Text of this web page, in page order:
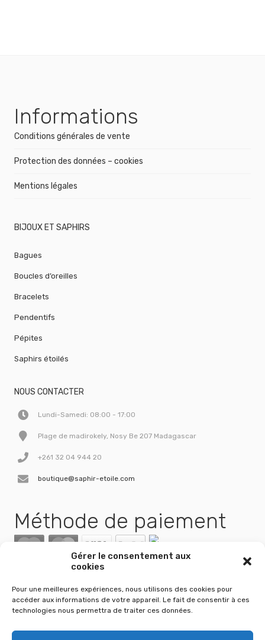
Gérer le consentement aux
cookies
Pour une meilleures expériences, nous utilisons des cookies pour
accéder aux informations de votre appareil. Le fait de consentir à ces
technologies nous permettra de traiter ces données.
Informations
Conditions générales de vente
Protection des données – cookies
Mentions légales
BIJOUX ET SAPHIRS
Bagues
Boucles d’oreilles
Bracelets
Pendentifs
Pépites
Saphirs étoilés
NOUS CONTACTER
Lundi-Samedi: 08:00 - 17:00
Plage de madirokely, Nosy Be 207 Madagascar
+261 32 04 944 20
boutique@saphir-etoile.com
Méthode de paiement